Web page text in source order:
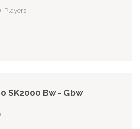
Players
SK2000 Bw - Gbw